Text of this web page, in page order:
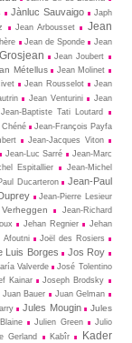
Jànluc Sauvaigo
Japh
Jean Arbousset
Jean
Jean de Sponde
Jean
Jean Joubert
Métellus
Jean Molinet
Jean Rousselot
Jean
Jean Venturini
Jean
Jean-Baptiste Tati Loutard
Jean-François Payfa
Jean-Jacques Viton
Jean-Luc Sarré
Jean-Marc
Espitallier
Jean-Michel
Ducarteron
Jean-Paul
Jean-Pierre Lesieur
Jean-Richard
Jehan Regnier
Jehan
Afoutni
Joël des Rosiers
Luis Borges Jos Roy
Valverde
José Tolentino
Kainar
Joseph Brodsky
Juan Bauer
Juan Gelman
Jules Mougin
Jules
Julien Green
Julio
Gerland Kabîr
Kader